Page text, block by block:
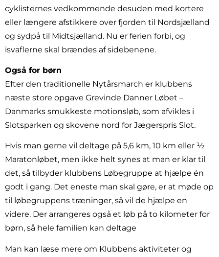
cyklisternes vedkommende desuden med kortere
eller længere afstikkere over fjorden til Nordsjælland
og sydpå til Midtsjælland. Nu er ferien forbi, og
isvaflerne skal brændes af sidebenene.
Også for børn
Efter den traditionelle Nytårsmarch er klubbens
næste store opgave Grevinde Danner Løbet –
Danmarks smukkeste motionsløb, som afvikles i
Slotsparken og skovene nord for Jægerspris Slot.
Hvis man gerne vil deltage på 5,6 km, 10 km eller ½
Maratonløbet, men ikke helt synes at man er klar til
det, så tilbyder klubbens Løbegruppe at hjælpe én
godt i gang. Det eneste man skal gøre, er at møde op
til løbegruppens træninger, så vil de hjælpe en
videre. Der arrangeres også et løb på to kilometer for
børn, så hele familien kan deltage
Man kan læse mere om Klubbens aktiviteter og